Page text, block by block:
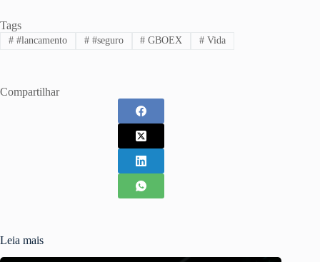
Tags
##lancamento ##seguro # GBOEX # Vida
Compartilhar
Leia mais